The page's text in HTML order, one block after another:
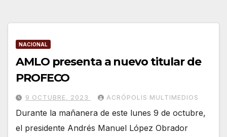
NACIONAL
AMLO presenta a nuevo titular de
PROFECO
9 OCTUBRE, 2023 ACRÓPOLIS MULTIMEDIOS
Durante la mañanera de este lunes 9 de octubre,
el presidente Andrés Manuel López Obrador